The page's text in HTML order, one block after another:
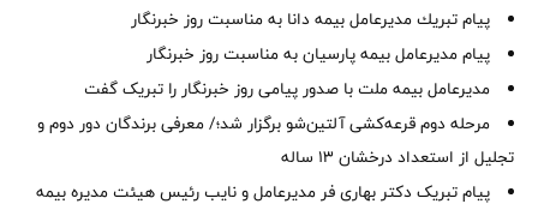
پیام ‌تبریك‌ مدیرعامل بیمه دانا به مناسبت روز خبرنگار
پیام مدیرعامل بیمه پارسیان به مناسبت روز خبرنگار
مدیرعامل بیمه ملت با صدور پیامی روز خبرنگار را تبریک گفت
مرحله دوم قرعه‌کشی آلتین‌شو برگزار شد؛/ معرفی برندگان دور دوم و
تجلیل از استعداد درخشان ۱۳ ساله
پیام تبریک دکتر بهاری فر مدیرعامل و نایب رئیس هیئت مدیره بیمه